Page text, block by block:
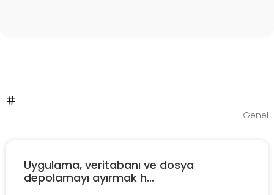
Genel
Uygulama, veritabanı ve dosya
depolamayı ayırmak h...